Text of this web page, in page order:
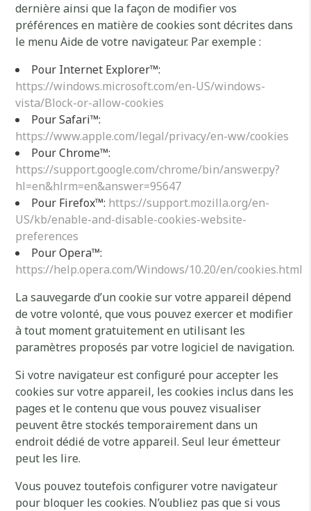
dernière ainsi que la façon de modifier vos
préférences en matière de cookies sont décrites dans
le menu Aide de votre navigateur. Par exemple :
Pour Internet Explorer™:
https://windows.microsoft.com/en-US/windows-
vista/Block-or-allow-cookies
Pour Safari™:
https://www.apple.com/legal/privacy/en-ww/cookies
Pour Chrome™:
https://support.google.com/chrome/bin/answer.py?
hl=en&hlrm=en&answer=95647
Pour Firefox™: https://support.mozilla.org/en-
US/kb/enable-and-disable-cookies-website-
preferences
Pour Opera™:
https://help.opera.com/Windows/10.20/en/cookies.html
La sauvegarde d’un cookie sur votre appareil dépend
de votre volonté, que vous pouvez exercer et modifier
à tout moment gratuitement en utilisant les
paramètres proposés par votre logiciel de navigation.
Si votre navigateur est configuré pour accepter les
cookies sur votre appareil, les cookies inclus dans les
pages et le contenu que vous pouvez visualiser
peuvent être stockés temporairement dans un
endroit dédié de votre appareil. Seul leur émetteur
peut les lire.
Vous pouvez toutefois configurer votre navigateur
pour bloquer les cookies. N’oubliez pas que si vous